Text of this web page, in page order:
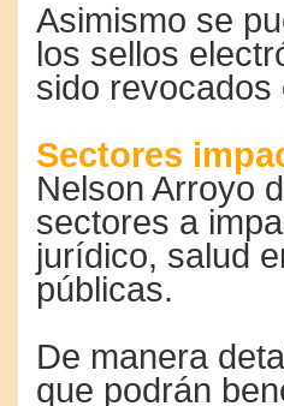
Asimismo se
los sellos
sido
Sectores
Nelson Arroyo
sectores a
jurídico, salud
públicas.
De manera
que podrán